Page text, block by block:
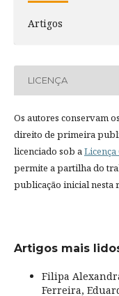
Artigos
LICENÇA
Os autores conservam
direito de primeira
licenciado sob a
permite a partilha do
publicação inicial nesta
Artigos mais
Filipa
Ferreira,